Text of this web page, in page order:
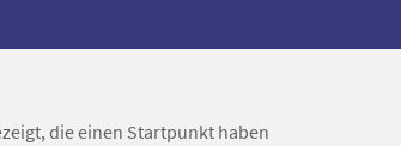
die einen Startpunkt haben